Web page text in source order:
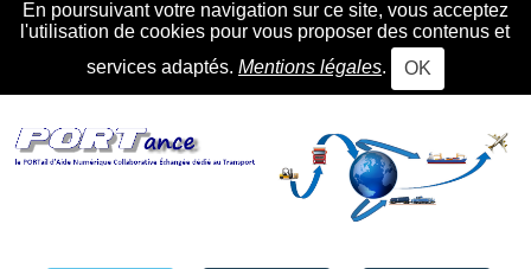
En poursuivant votre navigation sur ce site, vous acceptez
l'utilisation de cookies pour vous proposer des contenus et
services adaptés. Mentions légales. OK